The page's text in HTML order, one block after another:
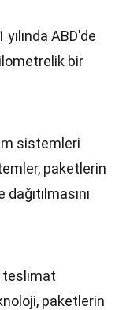
ABD'de
bir
sistemleri
paketlerin
teslimat
paketlerin